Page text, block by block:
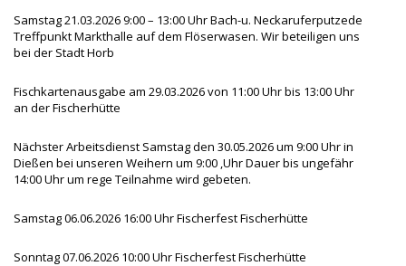
Samstag 21.03.2026 9:00 – 13:00 Uhr Bach-u. Neckaruferputzede
Treffpunkt Markthalle auf dem Flöserwasen. Wir beteiligen uns
bei der Stadt Horb
Fischkartenausgabe am 29.03.2026 von 11:00 Uhr bis 13:00 Uhr
an der Fischerhütte
Nächster Arbeitsdienst Samstag den 30.05.2026 um 9:00 Uhr in
Dießen bei unseren Weihern um 9:00 ,Uhr Dauer bis ungefähr
14:00 Uhr um rege Teilnahme wird gebeten.
Samstag 06.06.2026 16:00 Uhr Fischerfest Fischerhütte
Sonntag 07.06.2026 10:00 Uhr Fischerfest Fischerhütte